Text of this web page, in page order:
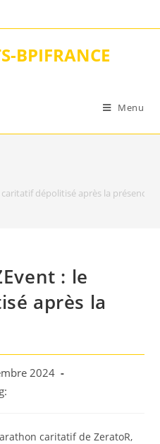
BPIFRANCE
Menu
dépolitisé après la présence
: le
après la
2024
caritatif de ZeratoR,